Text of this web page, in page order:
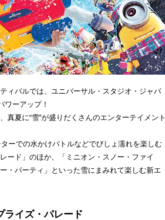
ィバルでは、ユニバーサル・スタジオ・ジャパ
ワーアップ！
真夏に“雪”が盛りだくさんのエンターテイメント
ーでの水かけバトルなどでびしょ濡れを楽しむ
ード」のほか、「ミニオン・スノー・ファイ
・パーティ」といった雪にまみれて楽しむ新エ
ライズ・パレード